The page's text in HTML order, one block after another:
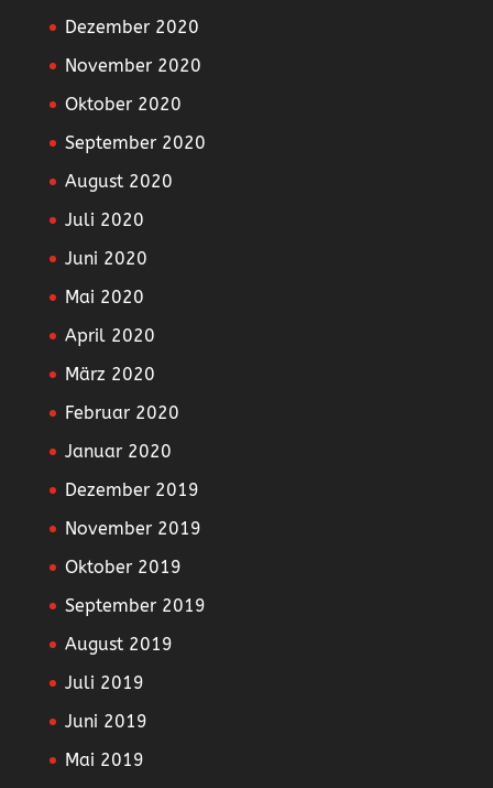
Dezember 2020
November 2020
Oktober 2020
September 2020
August 2020
Juli 2020
Juni 2020
Mai 2020
April 2020
März 2020
Februar 2020
Januar 2020
Dezember 2019
November 2019
Oktober 2019
September 2019
August 2019
Juli 2019
Juni 2019
Mai 2019